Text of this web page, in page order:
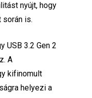
nyújt, hogy
is.
USB 3.2 Gen 2
A
kifinomult
helyezi a